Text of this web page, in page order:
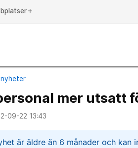
add
mer utsatt
09-22 13:43
är äldre än 6 månader och